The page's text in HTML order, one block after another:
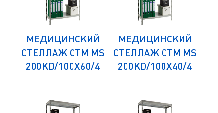
МЕДИЦИНСКИЙ
СТЕЛЛАЖ СТМ MS
200KD/100Х60/4
МЕДИЦИНСКИЙ
СТЕЛЛАЖ СТМ MS
200KD/100Х40/4